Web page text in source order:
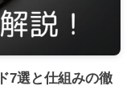
7選と仕組みの徹